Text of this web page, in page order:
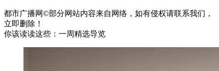
都市广播网©部分网站内容来自网络，如有侵权请联系我们，
立即删除！
你该读读这些：一周精选导览